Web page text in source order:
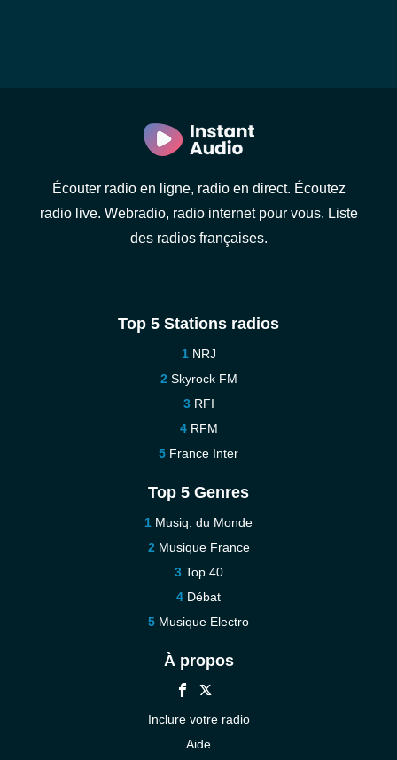
Écouter radio en ligne, radio en direct. Écoutez
radio live. Webradio, radio internet pour vous. Liste
des radios françaises.
Top 5 Stations radios
NRJ
Skyrock FM
RFI
RFM
France Inter
Top 5 Genres
Musiq. du Monde
Musique France
Top 40
Débat
Musique Electro
À propos
Inclure votre radio
Aide